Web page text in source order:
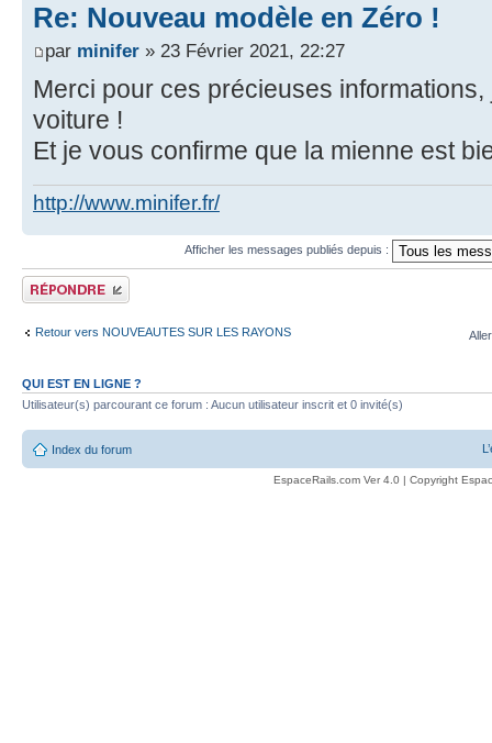
Re: Nouveau modèle en Zéro !
par minifer » 23 Février 2021, 22:27
Merci pour ces précieuses
voiture !
Et je vous confirme que la mienne est
http://www.minifer.fr/
Afficher les messages publiés depuis :
Publier une réponse
Retour vers NOUVEAUTES SUR LES RAYONS
QUI EST EN LIGNE ?
Utilisateur(s) parcourant ce forum : Aucun utilisateur inscrit et 0 invité(s)
Index du forum
EspaceRails.com Ver 4.0 | Copyright